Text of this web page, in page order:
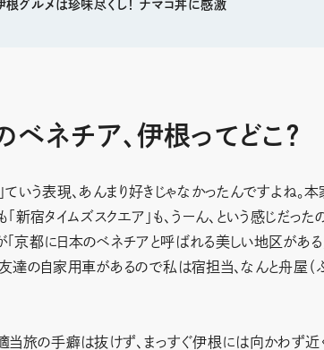
根グルメは珍味尽くし！ ナマコ丼に感激
ベネチア、伊根ってどこ？
ていう表現、あんまり好きじゃなかったんですよね。
「新宿タイムズスクエア」も、うーん、という感じだ
京都に日本のベネチアと呼ばれる美しい地区がある
達の自家用車があるので私は宿担当、なんと舟屋（
当旅の手癖は抜けず、まっすぐ伊根には向かわず近